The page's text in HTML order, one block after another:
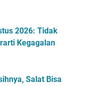
2026: Tidak
Kegagalan
Salat Bisa